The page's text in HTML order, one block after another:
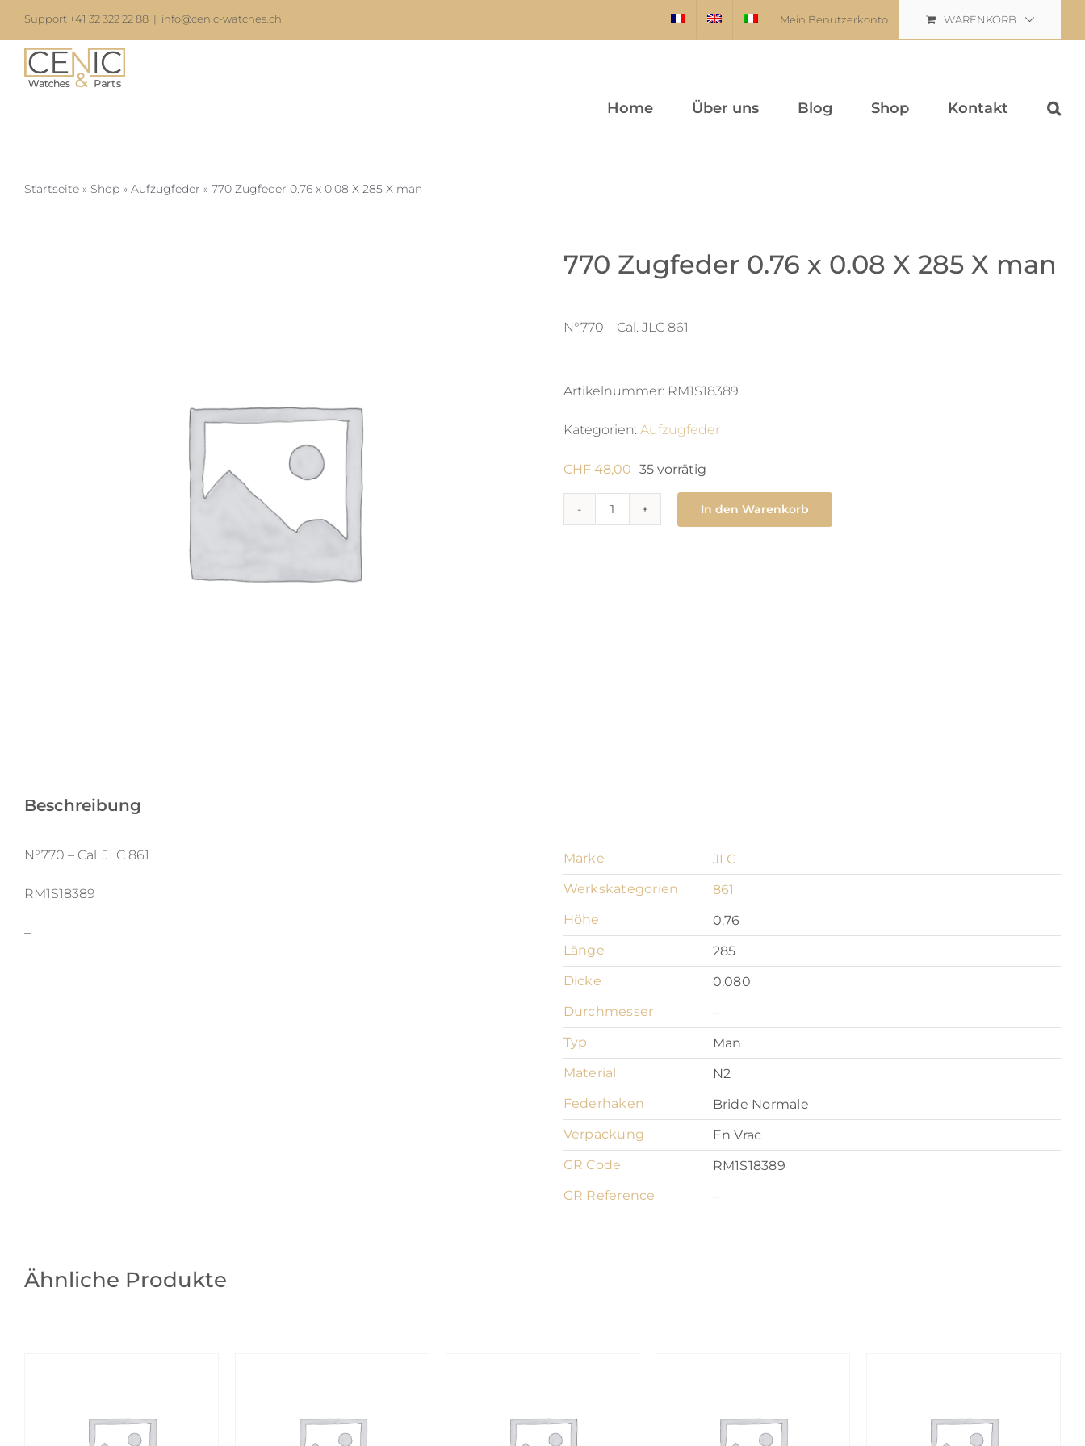
springen
Support +41 32 322 22 88 info@cenic-watches.ch Mein Benutzerkonto WARENKORB
Home Über uns Blog Shop Kontakt
Startseite » Shop » Aufzugfeder » 770 Zugfeder 0.76 x 0.08 X 285 X man
770 Zugfeder 0.76 x 0.08 X 285 X man
N°770 – Cal. JLC 861
Artikelnummer: RM1S18389
Kategorien: Aufzugfeder
CHF48,00 35 vorrätig
In den Warenkorb
Beschreibung
N°770 – Cal. JLC 861
RM1S18389
–
Marke
JLC
Werkskategorien
861
Höhe
0.76
Länge
285
Dicke
0.080
Durchmesser
–
Typ
Man
Material
N2
Federhaken
Bride Normale
Verpackung
En Vrac
GR Code
RM1S18389
GR Reference
–
Ähnliche Produkte